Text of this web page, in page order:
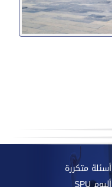
أسئلة متكررة